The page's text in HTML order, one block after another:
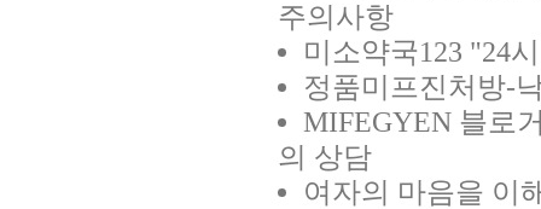
주의사항
미소약국123 "24
정품미프진처방-
MIFEGYEN 블로
의 상담
여자의 마음을 이